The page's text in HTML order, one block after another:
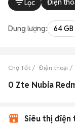
Lọc Điện
Dung lượng: 64 GB
Chợ Tốt Điện thoại
Siêu thị điện